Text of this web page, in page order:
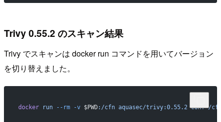
Trivy 0.55.2 のスキャン結果
Trivy でスキャンは docker run コマンドを用いてバージョン
を切り替えました。
docker run --rm -v $PWD:/cfn aquasec/trivy:0.55.2 conf /